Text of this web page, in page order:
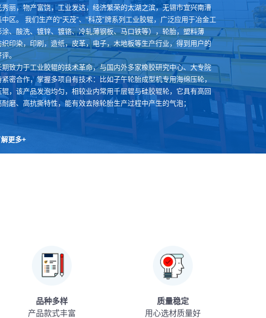
秀丽，物产富饶，工业发达，经济繁荣的太湖之滨，无锡市宜兴南漕
中区。 我们生产的“天茂”、“科茂”牌系列工业胶辊，广泛应用于冶金工
涂、酸洗、镀锌、镀铬、冷轧薄钢板、马口铁等），轮胎，塑料薄
织印染，印刷，造纸，皮革，电子，木地板等生产行业，得到用户的
评。
期致力于工业胶辊的技术革命，与国内外多家橡胶研究中心、大专院
紧密合作，掌握多项自有技术：比如子午轮胎成型机专用海绵压轮，
辊，该产品发泡均匀，相较业内常用千层辊与硅胶辊轮，它具有高回
磨、高抗撕特性，能有效去除轮胎生产过程中产生的气泡；
解更多+
品种多样
产品款式丰富
质量稳定
用心选材质量好